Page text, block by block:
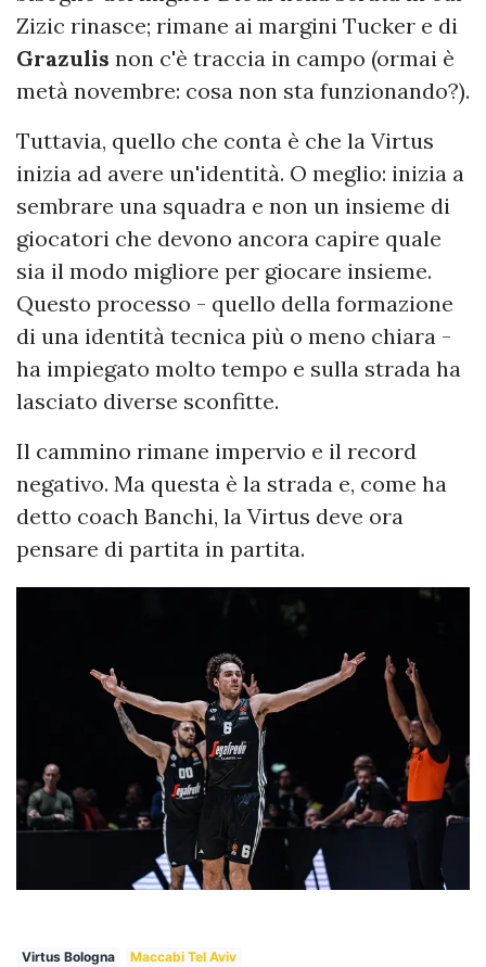
Zizic rinasce; rimane ai margini Tucker e di
Grazulis non c'è traccia in campo (ormai è
metà novembre: cosa non sta funzionando?).
Tuttavia, quello che conta è che la Virtus
inizia ad avere un'identità. O meglio: inizia a
sembrare una squadra e non un insieme di
giocatori che devono ancora capire quale
sia il modo migliore per giocare insieme.
Questo processo - quello della formazione
di una identità tecnica più o meno chiara -
ha impiegato molto tempo e sulla strada ha
lasciato diverse sconfitte.
Il cammino rimane impervio e il record
negativo. Ma questa è la strada e, come ha
detto coach Banchi, la Virtus deve ora
pensare di partita in partita.
Virtus Bologna Maccabi Tel Aviv